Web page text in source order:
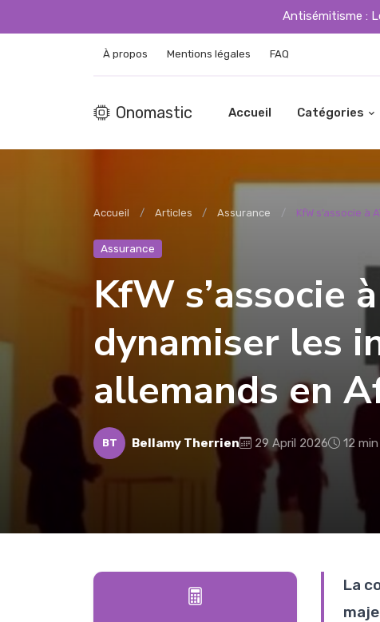
Antisémitisme :
À propos Mentions légales FAQ
Onomastic Accueil Catégories
Accueil Articles Assurance KfW s’associe à
Assurance
KfW s’associe
dynamiser les
allemands en
BT Bellamy Therrien 29 April 2026 12
La